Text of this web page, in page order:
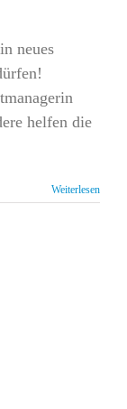
neues
helfen die
Weiterlesen